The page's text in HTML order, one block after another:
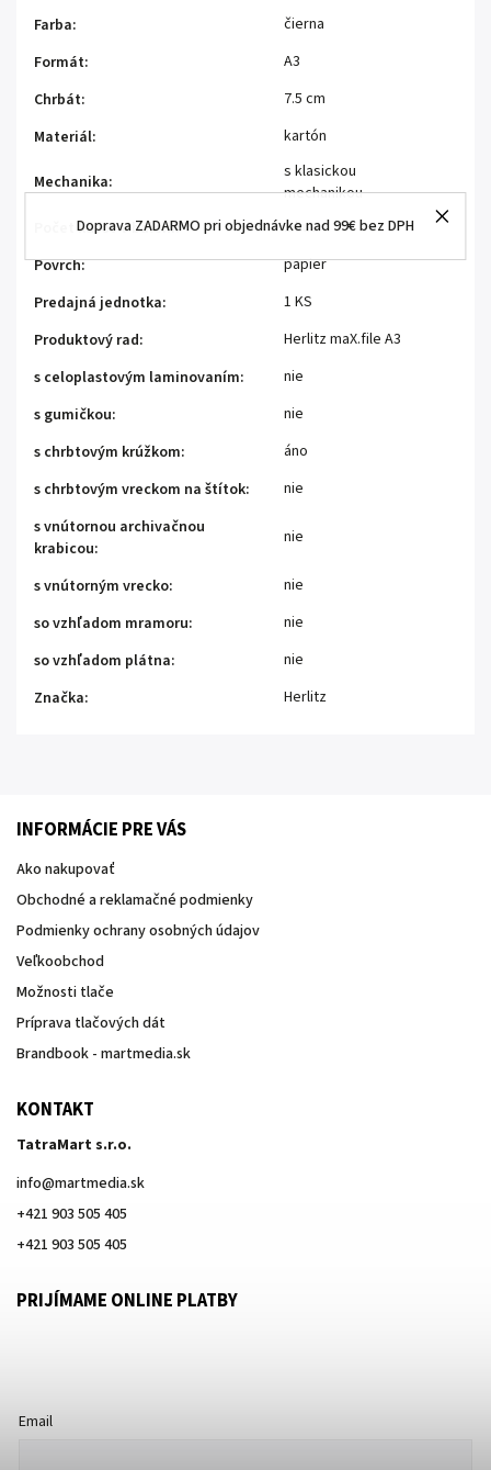
Doprava ZADARMO pri objednávke nad 99€ bez DPH
Farba:
čierna
Formát:
A3
Chrbát:
7.5 cm
Materiál: kartón
Mechanika:
s klasickou
mechanikou
Počet kusov v balení:
1 kus
Povrch:
papier
Predajná jednotka:
1 KS
Produktový rad:
Herlitz maX.file A3
s celoplastovým laminovaním:
nie
s gumičkou:
nie
s chrbtovým krúžkom:
áno
s chrbtovým vreckom na štítok:
nie
s vnútornou archivačnou
krabicou:
nie
s vnútorným vrecko:
nie
so vzhľadom mramoru:
nie
so vzhľadom plátna:
nie
Značka: Herlitz
INFORMÁCIE PRE VÁS
Ako nakupovať
Obchodné a reklamačné podmienky
Podmienky ochrany osobných údajov
Veľkoobchod
Možnosti tlače
Príprava tlačových dát
Brandbook - martmedia.sk
KONTAKT
TatraMart s.r.o.
info@martmedia.sk
+421 903 505 405
+421 903 505 405
PRIJÍMAME ONLINE PLATBY
Email